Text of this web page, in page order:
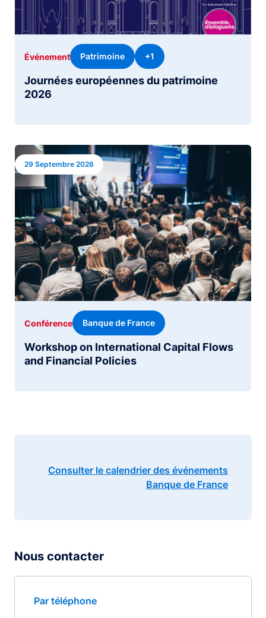
Journées européennes du patrimoine
2026
Événement Patrimoine +1
Image
29 Septembre 2026
Workshop on International Capital Flows
and Financial Policies
Conférence Banque de France
Consulter le calendrier des événements
Banque de France
Nous contacter
Par téléphone